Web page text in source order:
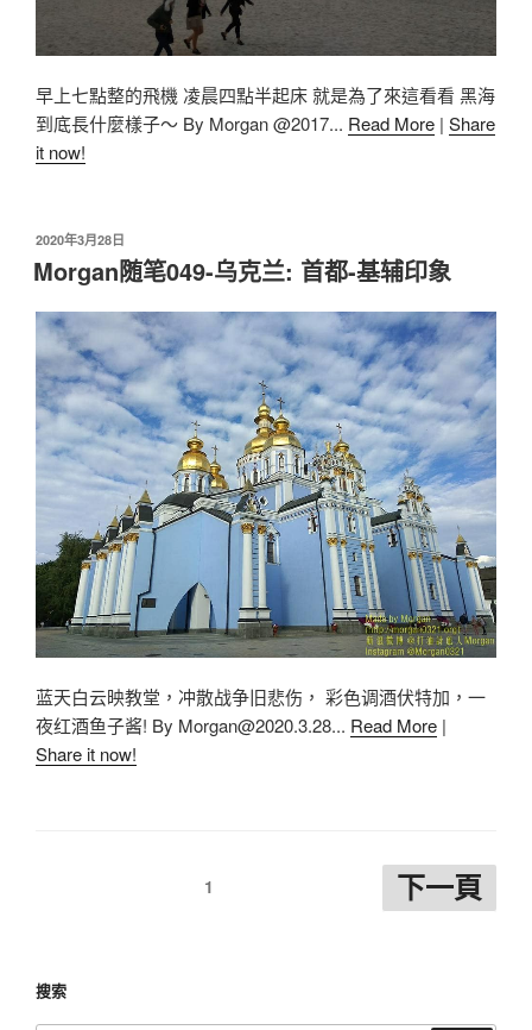
早上七點整的飛機 凌晨四點半起床 就是為了來這看看 黑海
到底長什麼樣子～ By Morgan @2017... Read More | Share
it now!
2020年3月28日
Morgan随笔049-乌克兰: 首都-基辅印象
蓝天白云映教堂，冲散战争旧悲伤， 彩色调酒伏特加，一
夜红酒鱼子酱! By Morgan@2020.3.28... Read More |
Share it now!
1 下一頁
搜索